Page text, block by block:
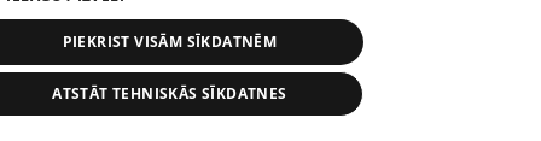
pirms 3 gadiem, 2 mēnešiem
PIEKRIST VISĀM SĪKDATNĒM
ATSTĀT TEHNISKĀS SĪKDATNES